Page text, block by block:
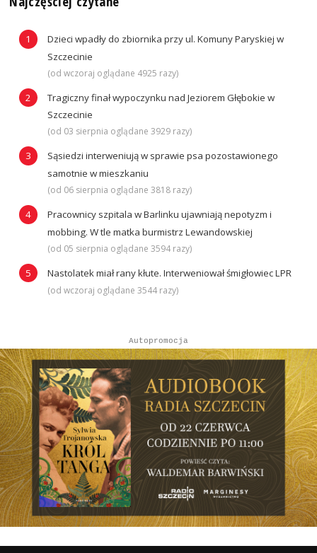
Dzieci wpadły do zbiornika przy ul. Komuny Paryskiej w
Szczecinie
(od wczoraj oglądane 4925 razy)
Tragiczny finał wypoczynku nad Jeziorem Głębokie w
Szczecinie
(od 03 sierpnia oglądane 3929 razy)
Sąsiedzi interweniują w sprawie psa pozostawionego
samotnie w mieszkaniu
(od 06 sierpnia oglądane 3818 razy)
Pracownicy szpitala w Barlinku ujawniają nepotyzm i
mobbing. W tle matka burmistrz Lewandowskiej
(od 05 sierpnia oglądane 3594 razy)
Nastolatek miał rany kłute. Interweniował śmigłowiec LPR
(od wczoraj oglądane 3544 razy)
Autopromocja